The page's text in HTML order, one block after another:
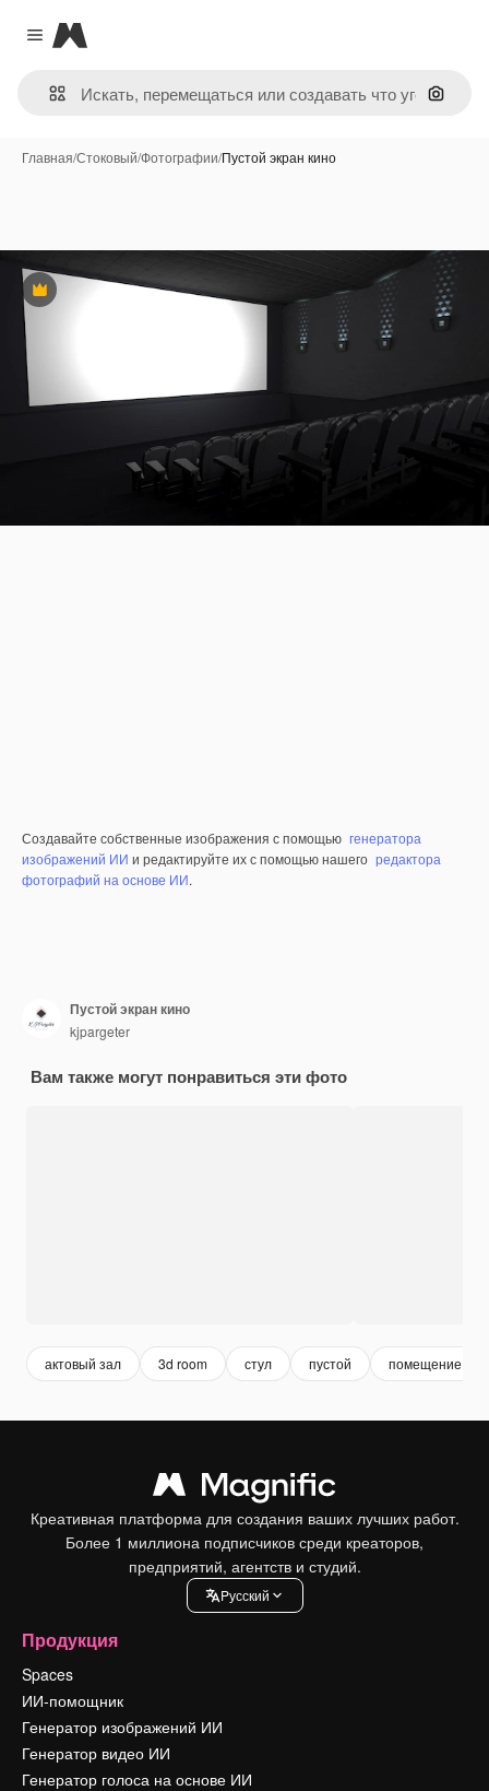
Close menu
Magnific
Поиск
Главная/Стоковый/Фотографии/Пустой экран кино
Премиум
Создавайте собственные изображения с помощью генератора
изображений ИИ и редактируйте их с помощью нашего редактора
фотографий на основе ИИ.
Пустой экран кино
kjpargeter
Вам также могут понравиться эти фото
актовый зал 3d room стул пустой помещение
Креативная платформа для создания ваших лучших работ.
Более 1 миллиона подписчиков среди креаторов,
предприятий, агентств и студий.
Pусский
Продукция
Spaces
ИИ-помощник
Генератор изображений ИИ
Генератор видео ИИ
Генератор голоса на основе ИИ